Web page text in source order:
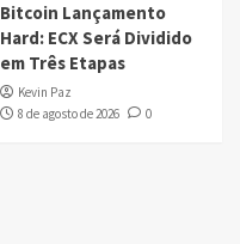
Bitcoin Lançamento
Hard: ECX Será Dividido
em Três Etapas
Kevin Paz
8 de agosto de 2026
0